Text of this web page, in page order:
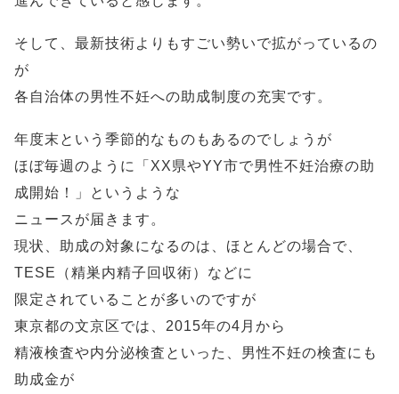
そして、最新技術よりもすごい勢いで拡がっているの
が
各自治体の男性不妊への助成制度の充実です。
年度末という季節的なものもあるのでしょうが
ほぼ毎週のように「XX県やYY市で男性不妊治療の助
成開始！」というような
ニュースが届きます。
現状、助成の対象になるのは、ほとんどの場合で、
TESE（精巣内精子回収術）などに
限定されていることが多いのですが
東京都の文京区では、2015年の4月から
精液検査や内分泌検査といった、男性不妊の検査にも
助成金が